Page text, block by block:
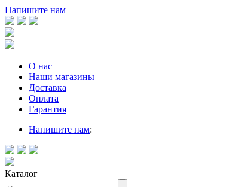
Напишите нам
О нас
Наши магазины
Доставка
Оплата
Гарантия
Напишите нам:
Каталог